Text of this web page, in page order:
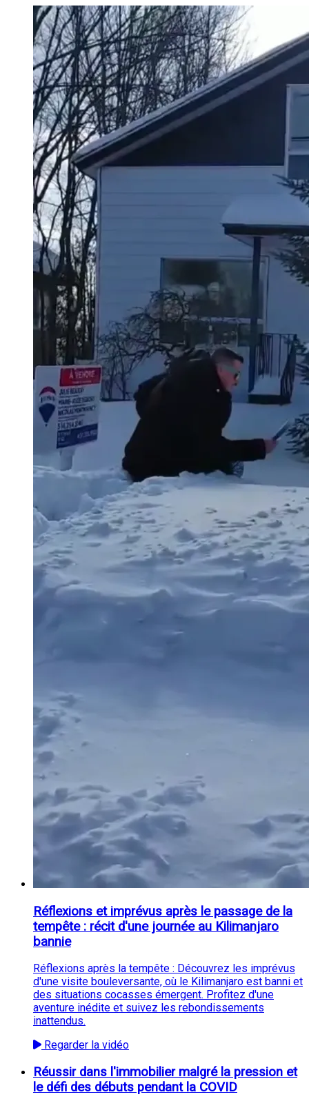
Réflexions et imprévus après le passage de la
tempête : récit d'une journée au Kilimanjaro
bannie
Réflexions après la tempête : Découvrez les imprévus
d'une visite bouleversante, où le Kilimanjaro est banni et
des situations cocasses émergent. Profitez d'une
aventure inédite et suivez les rebondissements
inattendus.
Regarder la vidéo
Réussir dans l'immobilier malgré la pression et
le défi des débuts pendant la COVID